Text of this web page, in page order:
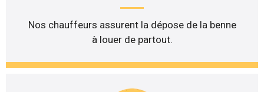
Nos chauffeurs assurent la dépose de la benne
à louer de partout.